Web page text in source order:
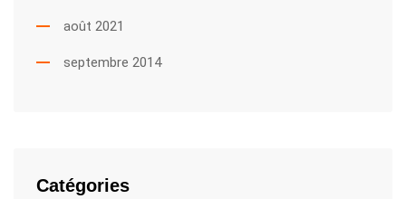
août 2021
septembre 2014
Catégories